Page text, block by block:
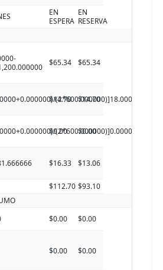
EN
ESPERA
EN
RESERVA
$65.34 $65.34
(2*600.000000)]18.000000
$14.70 $14.70
(2*600.000000)]0.000000
$0.00 $0.00
$16.33 $13.06
$112.70 $93.10
$0.00
$0.00
$0.00 $0.00